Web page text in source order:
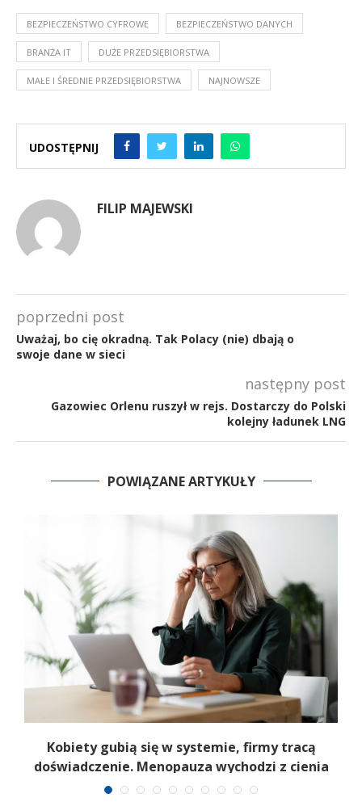
BEZPIECZEŃSTWO CYFROWE BEZPIECZEŃSTWO DANYCH
BRANŻA IT DUŻE PRZEDSIĘBIORSTWA
MAŁE I ŚREDNIE PRZEDSIĘBIORSTWA NAJNOWSZE
UDOSTĘPNIJ
FILIP MAJEWSKI
poprzedni post
Uważaj, bo cię okradną. Tak Polacy (nie) dbają o
swoje dane w sieci
następny post
Gazowiec Orlenu ruszył w rejs. Dostarczy do Polski
kolejny ładunek LNG
POWIĄZANE ARTYKUŁY
Kobiety gubią się w systemie, firmy tracą
doświadczenie. Menopauza wychodzi z cienia